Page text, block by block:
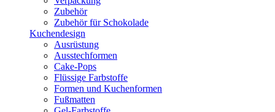
Zubehör
Zubehör für Schokolade
Kuchendesign
Ausrüstung
Ausstechformen
Cake-Pops
Flüssige Farbstoffe
Formen und Kuchenformen
Fußmatten